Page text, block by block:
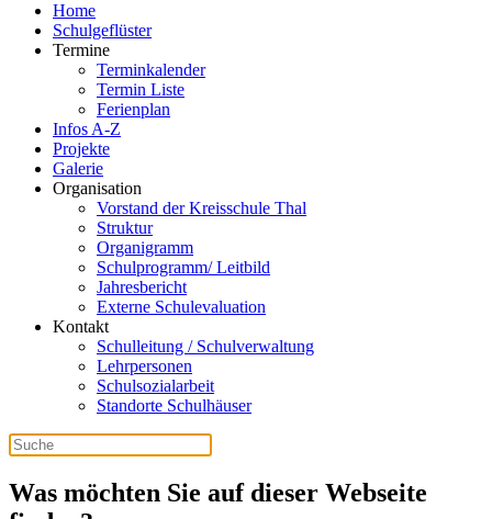
Home
Schulgeflüster
Termine
Terminkalender
Termin Liste
Ferienplan
Infos A-Z
Projekte
Galerie
Organisation
Vorstand der Kreisschule Thal
Struktur
Organigramm
Schulprogramm/ Leitbild
Jahresbericht
Externe Schulevaluation
Kontakt
Schulleitung / Schulverwaltung
Lehrpersonen
Schulsozialarbeit
Standorte Schulhäuser
Was möchten Sie auf dieser Webseite